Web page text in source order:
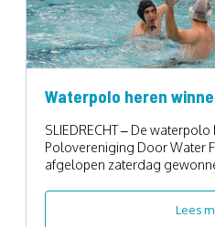
Waterpolo heren
SLIEDRECHT – De
Polovereniging Door Water
afgelopen zaterdag
Lees